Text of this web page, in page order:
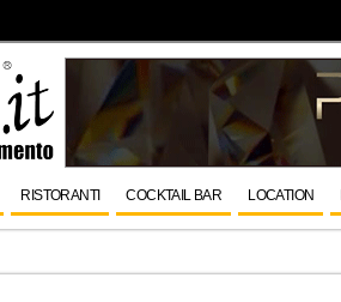
RISTORANTI COCKTAIL BAR LOCATION